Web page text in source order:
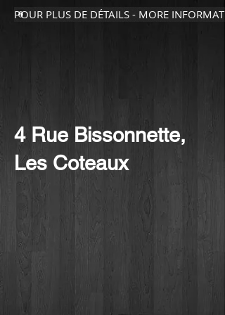
POUR PLUS DE DÉTAILS - MORE
4 Rue Bissonnette,
Les Coteaux